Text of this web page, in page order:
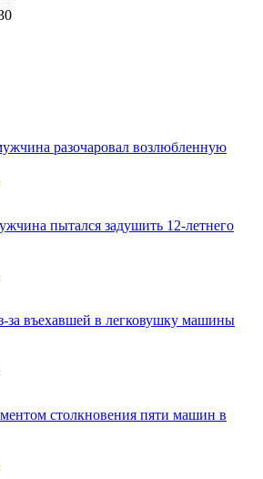
разочаровал возлюбленную
пытался задушить 12-летнего
за въехавшей в легковушку машины
столкновения пяти машин в